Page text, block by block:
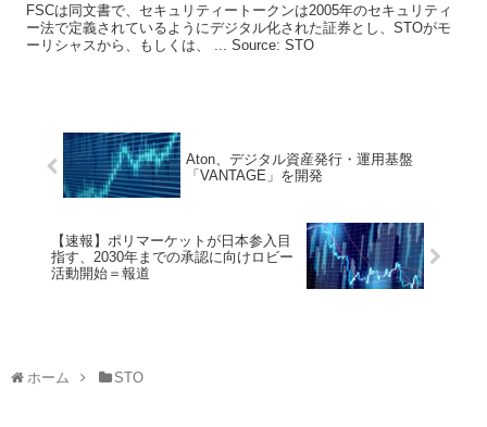
FSCは同文書で、セキュリティートークンは2005年のセキュリティ
ー法で定義されているようにデジタル化された証券とし、STOがモ
ーリシャスから、もしくは、 ... Source: STO
Aton、デジタル資産発行・運用基盤
「VANTAGE」を開発
【速報】ポリマーケットが日本参入目
指す、2030年までの承認に向けロビー
活動開始＝報道
ホーム STO